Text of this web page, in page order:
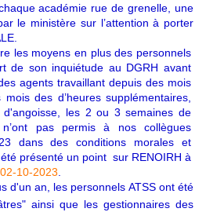
académie rue de grenelle, une
le ministère sur l’attention à porter
les moyens en plus des personnels
de son inquiétude au DGRH avant
agents travaillant depuis des mois
des d’heures supplémentaires,
d'angoisse, les 2 ou 3 semaines de
n’ont pas permis à nos collègues
dans des conditions morales et
été présenté un point sur RENOIRH à
10-2023
d'un an, les personnels ATSS ont été
ainsi que les gestionnaires des